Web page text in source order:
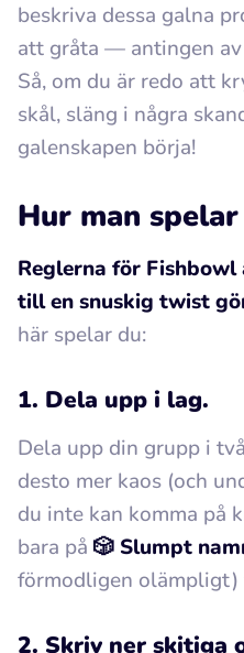
beskriva dessa galna
att gråta — antingen
Så, om du är redo att
skål, släng i några
galenskapen börja!
Hur man
Reglerna för
till en snuskig twist
här spelar du:
1. Dela upp i lag.
Dela upp din grupp i
desto mer kaos (och
du inte kan komma på
bara på 🎲 Slumpt
förmodligen olämpligt)
2. Skriv ner skitiga